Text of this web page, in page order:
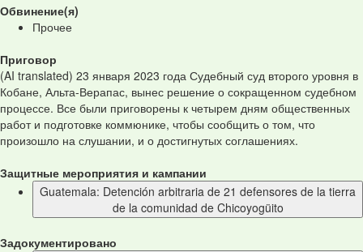
Обвинение(я)
Прочее
Приговор
(AI translated) 23 января 2023 года Судебный суд второго уровня в
Кобане, Альта-Верапас, вынес решение о сокращенном судебном
процессе. Все были приговорены к четырем дням общественных
работ и подготовке коммюнике, чтобы сообщить о том, что
произошло на слушании, и о достигнутых соглашениях.
Защитные мероприятия и кампании
Guatemala: Detención arbitraria de 21 defensores de la tierra
de la comunidad de Chicoyogüito
Задокументировано